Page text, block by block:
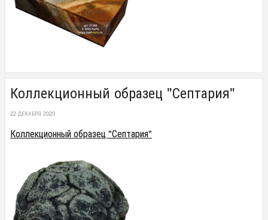
Коллекционный образец "Септария"
22 ДЕКАБРЯ 2020
Коллекционный образец "Септария"